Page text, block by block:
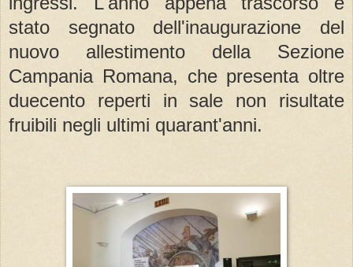
stato segnato dell'inaugurazione del
nuovo allestimento della Sezione
Campania Romana, che presenta oltre
duecento reperti in sale non risultate
fruibili negli ultimi quarant'anni.